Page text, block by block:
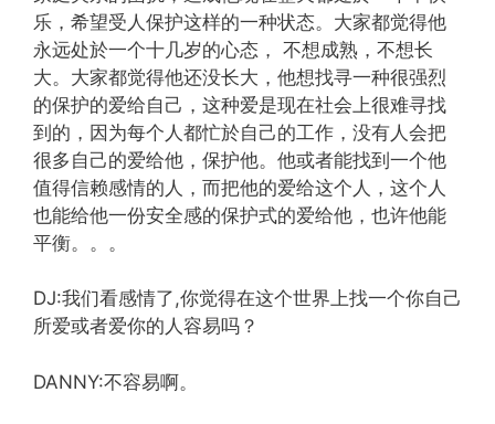
乐，希望受人保护这样的一种状态。大家都觉得他
永远处於一个十几岁的心态， 不想成熟，不想长
大。大家都觉得他还没长大，他想找寻一种很强烈
的保护的爱给自己，这种爱是现在社会上很难寻找
到的，因为每个人都忙於自己的工作，没有人会把
很多自己的爱给他，保护他。他或者能找到一个他
值得信赖感情的人，而把他的爱给这个人，这个人
也能给他一份安全感的保护式的爱给他，也许他能
平衡。。。
DJ:我们看感情了,你觉得在这个世界上找一个你自己
所爱或者爱你的人容易吗？
DANNY:不容易啊。